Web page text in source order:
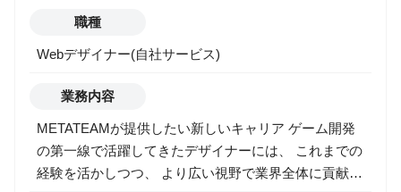
に、AI領域における「構想?実装?定着」を一貫して推
進できる中核人材を募集します。 業務内容 【Manager
拡大 ・AI領域の提案活動、キーマンとのリレーション
・PoCで終わらせず、実導入・定着までリード ・AIコ
ンサル組織の仕組み化の推進 ・若手コンサルタントの
育成・教育・マネジメント 【Senior Manager職】 ・
職種
Webデザイナー(自社サービス)
業務内容
METATEAMが提供したい新しいキャリア ゲーム開発
の第一線で活躍してきたデザイナーには、 これまでの
経験を活かしつつ、 より広い視野で業界全体に貢献で